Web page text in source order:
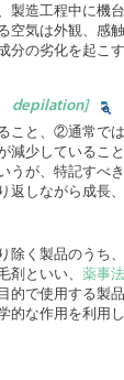
製造工程中に機
空気は外観、感
分の劣化を起こ
depilation]
こと、②通常で
減少しているこ
うが、特記すべ
返しながら成長
除く製品のうち
剤といい、 薬事法
的で使用する製
的な作用を利用